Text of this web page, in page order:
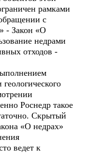
рамками
с
- Закон «О
недрами
отходов -
Роснедр такое
Скрытый
«О недрах»
ведет к